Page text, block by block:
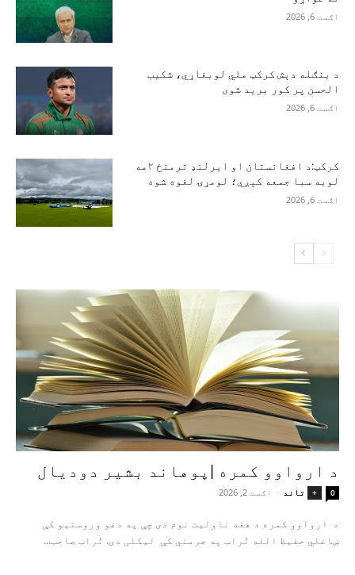
اګست 6, 2026
د بنګله دېش کرکټ ملي لوبغاړي، شکیب
الحسن پر کور برید شوی
اګست 6, 2026
کرکټ:د افغانستان او ایرلنډ ترمنځ ۲مه
لوبه سبا جمعه کېږي؛ لومړۍ لغوه شوه
اګست 6, 2026
د ارواوو کمره |پوهاند بشیر دودیال
+ تاند - اګست 2, 2026 0
د ارواوو کمره د هغه ناولیت نوم دی چې په دغو وروستیو کې
ښاغلي حفیظ الله تُراب په جرمني کې لیکلی دی. تُراب صاحب...